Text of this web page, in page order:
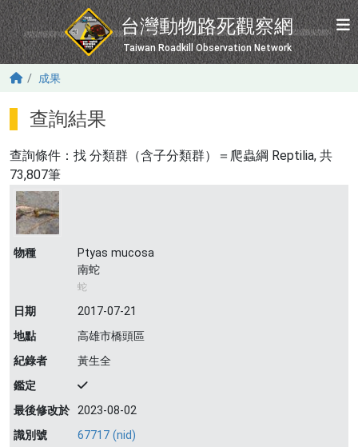
移至主內容
台灣動物路死觀察網
Taiwan Roadkill Observation Network
成果
查詢結果
查詢條件：找 分類群（含子分類群）＝爬蟲綱 Reptilia, 共
73,807筆
物種
Ptyas mucosa
南蛇
蛇
日期
2017-07-21
地點
高雄市橋頭區
紀錄者
黃生全
鑑定
最後修改於 2023-08-02
識別號
67717 (nid)